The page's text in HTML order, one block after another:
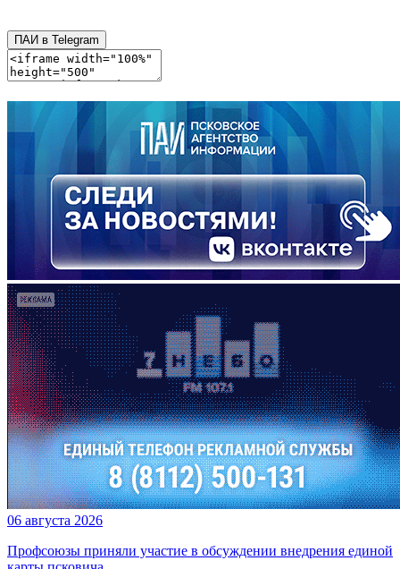
ПАИ в Telegram
06 августа 2026
Профсоюзы приняли участие в обсуждении внедрения единой